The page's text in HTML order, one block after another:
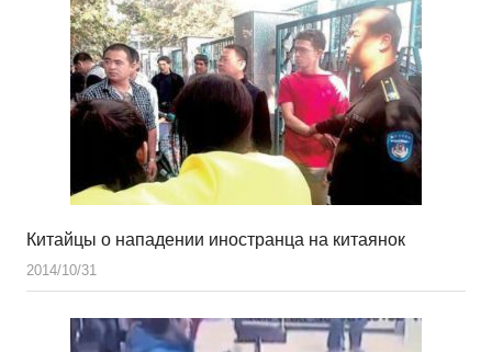
Китайцы о нападении иностранца на китаянок
2014/10/31